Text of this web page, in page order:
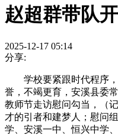
赵超群带队
2025-12-17 05:14
分享:
学校要紧跟时代程序，
誉，不竭更育，安溪县委
教师节走访慰问勾当，（
才的引者和建梦人；慰问
学、安溪一中、恒兴中学